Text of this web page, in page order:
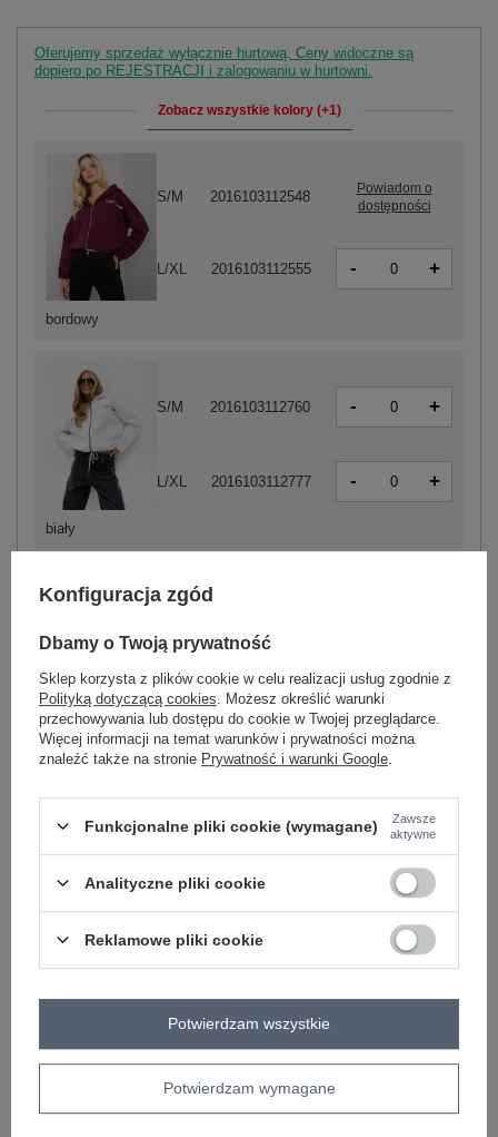
Oferujemy sprzedaż wyłącznie hurtową. Ceny widoczne są
dopiero po REJESTRACJI i zalogowaniu w hurtowni.
Zobacz wszystkie kolory (+1)
biały
S/M 2016103112760 - +
L/XL 2016103112777 - +
czarny
2016103112753 -
bordowy
S/M 2016103112548
Powiadom o
dostępności
L/XL 2016103112555 - +
Zobacz wszystkie kolory (+1)
ZALOGUJ SIĘ I ZOBACZ CENĘ
Masz pytanie? Chętnie pomożemy.
RV-BL-7366.31
Marka
RUE PARIS
gładki
Konfiguracja zgód
Dbamy o Twoją prywatność
Sklep korzysta z plików cookie w celu realizacji usług zgodnie z
Polityką dotyczącą cookies . Możesz określić warunki
przechowywania lub dostępu do cookie w Twojej przeglądarce.
Więcej informacji na temat warunków i prywatności można
znaleźć także na stronie Prywatność i warunki Google
Funkcjonalne pliki cookie (wymagane)
Zawsze
aktywne
Analityczne pliki cookie
Reklamowe pliki cookie
Potwierdzam wymagane
Potwierdzam wszystkie